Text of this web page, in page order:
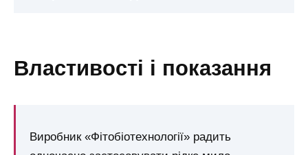
властивості і показання
Виробник «Фітобіотехнології» радить